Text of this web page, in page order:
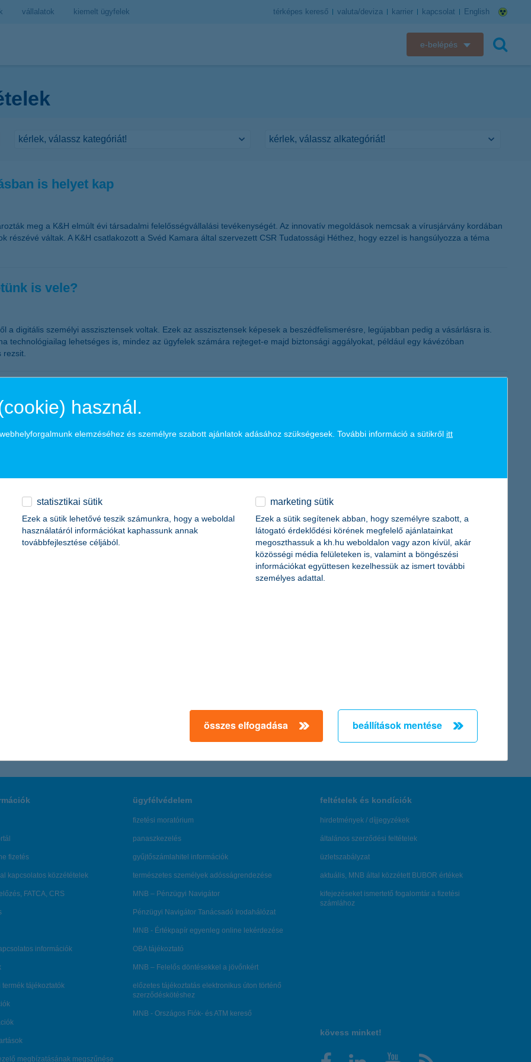
vállalatok kiemelt ügyfelek térképes kereső valuta/deviza karrier kapcsolat English
e-belépés
is helyet kap
meg a K&H elmúlt évi társadalmi felelősségvállalási tevékenységét. Az innovatív megoldások nemcsak a vírusjárvány kordában
váltak. A K&H csatlakozott a Svéd Kamara által szervezett CSR Tudatossági Héthez, hogy ezzel is hangsúlyozza a téma
is vele?
a digitális személyi asszisztensek voltak. Ezek az asszisztensek képesek a beszédfelismerésre, legújabban pedig a vásárlásra is.
technológiailag lehetséges is, mindez az ügyfelek számára rejteget-e majd biztonsági aggályokat, például egy kávézóban
más helyet keresnek - derül ki a K&H biztos jövő indexéből. Távfelügyelettel rendelkező riasztóval a megkérdezettek 17
lehetőségével 15 százalékuk él. Viszonylag alacsony, 11 százalékos azoknak az aránya, akiknek az otthonában már
növekedés szinte mindenhol
az év első négy hónapjában 39 százalékkal nőtt, miközben a teljes piac csak 7 százalékos növekedést mutatott. A babaváró hitel
piac zsugorodásával, a személyi kölcsönöknél pedig 3 százalékos volt a bővülés. Valamennyi hitel esetében a lakásfelújítás az
← Első Előző Következő utolsó →
fizetés
kapcsolatos közzétételek
FATCA, CRS
információk
termék tájékoztatók
megbízatásának megszűnése
ügyfélvédelem
fizetési moratórium
panaszkezelés
gyűjtőszámlahitel információk
természetes személyek adósságrendezése
MNB – Pénzügyi Navigátor
Pénzügyi Navigátor Tanácsadó Irodahálózat
MNB - Értékpapír egyenleg online lekérdezése
OBA tájékoztató
MNB – Felelős döntésekkel a jövőnkért
előzetes tájékoztatás elektronikus úton történő
szerződéskötéshez
MNB - Országos Fiók- és ATM kereső
feltételek és kondíciók
hirdetmények / díjjegyzékek
általános szerződési feltételek
üzletszabályzat
aktuális, MNB által közzétett BUBOR értékek
kifejezéseket ismertető fogalomtár a fizetési
számlához
kövess minket!
használ.
elemzéséhez és személyre szabott ajánlatok adásához szükségesek. További információ a sütikről itt
statisztikai sütik
Ezek a sütik lehetővé teszik számunkra, hogy a weboldal
használatáról információkat kaphassunk annak
továbbfejlesztése céljából.
marketing sütik
Ezek a sütik segítenek abban, hogy személyre szabott, a
látogató érdeklődési körének megfelelő ajánlatainkat
megoszthassuk a kh.hu weboldalon vagy azon kívül, akár
közösségi média felületeken is, valamint a böngészési
információkat együttesen kezelhessük az ismert további
személyes adattal.
összes elfogadása beállítások mentése